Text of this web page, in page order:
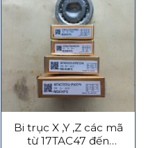
Bi trục X ,Y ,Z các mã
từ 17TAC47 đến